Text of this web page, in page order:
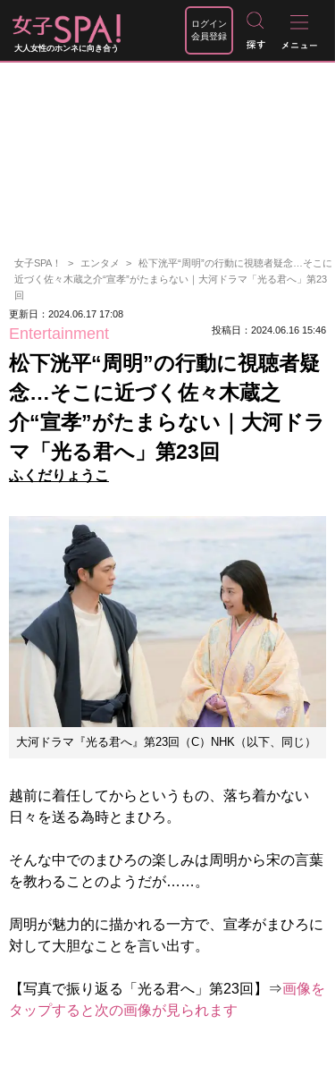
大人女性のホンネに向き合う
ログイン
会員登録
女子SPA！ エンタメ
松下洸平“周明”の行動に視聴者疑念…そこに
近づく佐々木蔵之介“宣孝”がたまらない｜大河ドラマ「光る君へ」第23
回
更新日：2024.06.17 17:08
Entertainment 投稿日：2024.06.16 15:46
松下洸平“周明”の行動に視聴者疑
念…そこに近づく佐々木蔵之
介“宣孝”がたまらない｜大河ドラ
マ「光る君へ」第23回
ふくだりょうこ
大河ドラマ『光る君へ』第23回（C）NHK（以下、同じ）
越前に着任してからというもの、落ち着かない
日々を送る為時とまひろ。
そんな中でのまひろの楽しみは周明から宋の言葉
を教わることのようだが……。
周明が魅力的に描かれる一方で、宣孝がまひろに
対して大胆なことを言い出す。
【写真で振り返る「光る君へ」第23回】⇒画像を
タップすると次の画像が見られます